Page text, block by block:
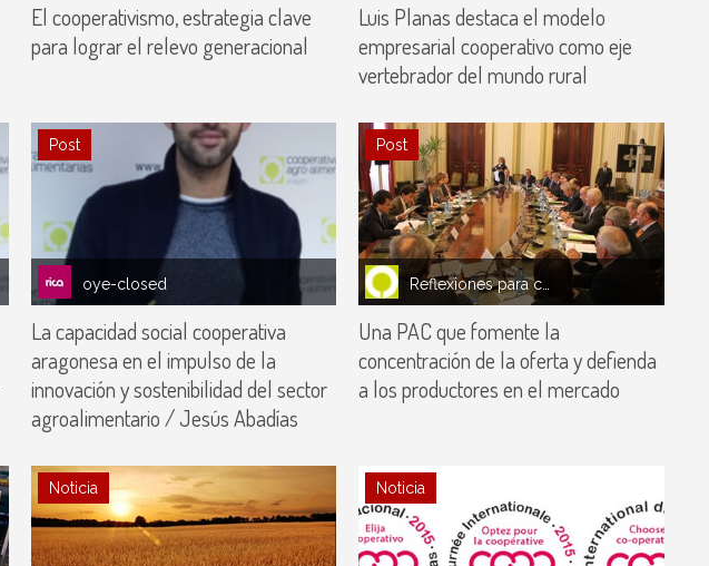
El cooperativismo, estrategia clave
para lograr el relevo generacional
Luis Planas destaca el modelo
empresarial cooperativo como eje
vertebrador del mundo rural
oye-closed
Post
La capacidad social cooperativa
aragonesa en el impulso de la
innovación y sostenibilidad del sector
agroalimentario / Jesús Abadías
Post
Una PAC que fomente la
concentración de la oferta y defienda
a los productores en el mercado
Noticia Noticia